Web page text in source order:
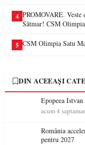
4 PROMOVARE.
Sătmar! CSM
5 CSM Olimpia Satu
DIN ACEEAȘI
Epopeea
acum 4
România
pentru 2027